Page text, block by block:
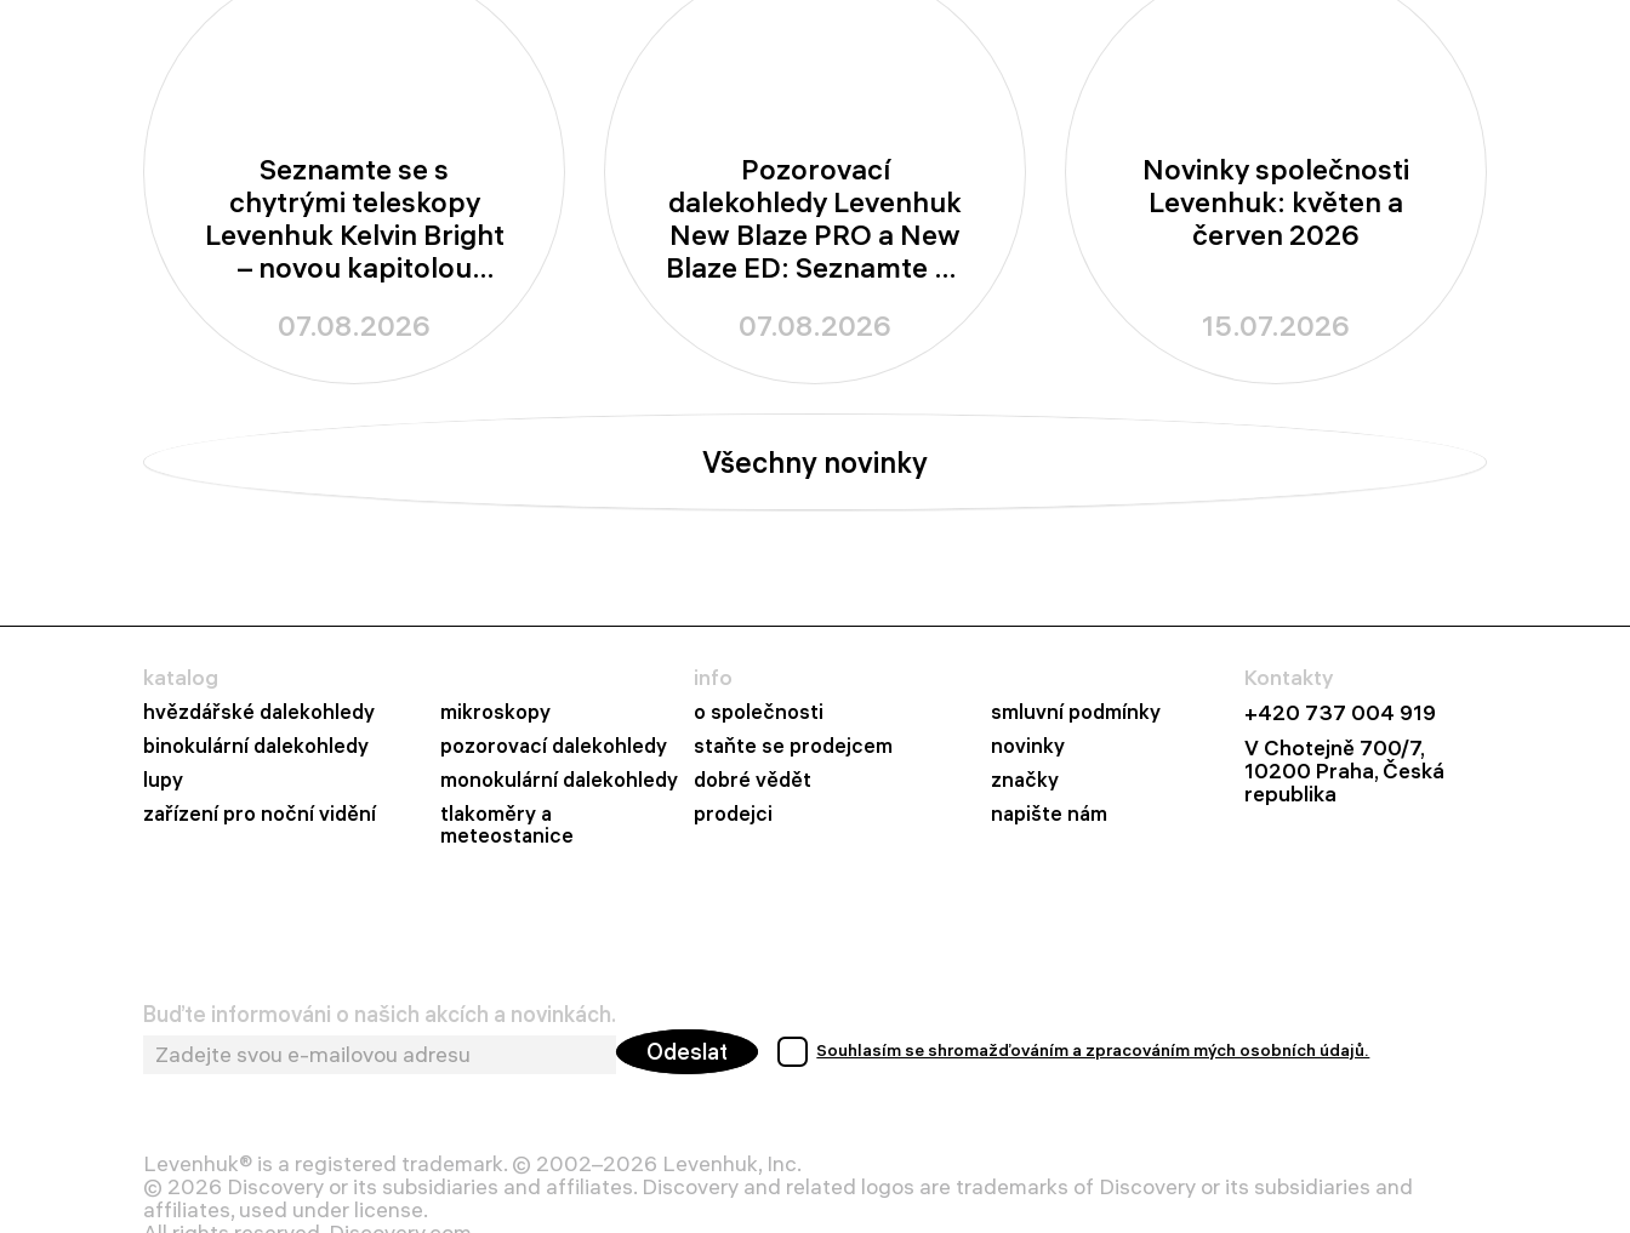
Seznamte se s
chytrými teleskopy
Levenhuk Kelvin Bright
– novou kapitolou
07.08.2026
Pozorovací
dalekohledy Levenhuk
New Blaze PRO a New
Blaze ED: Seznamte se
100mm aperturou
07.08.2026
Novinky společnosti
Levenhuk: květen a
červen 2026
15.07.2026
Všechny novinky
katalog
hvězdářské dalekohledy
mikroskopy
binokulární dalekohledy
pozorovací dalekohledy
lupy
monokulární dalekohledy
zařízení pro noční vidění
tlakoměry a
meteostanice
info
o společnosti
smluvní podmínky
staňte se prodejcem
novinky
dobré vědět
značky
prodejci
napište nám
Kontakty
+420 737 004 919
V Chotejně 700/7,
10200 Praha, Česká
republika
Buďte informováni o našich akcích a novinkách.
Odeslat
Souhlasím se shromažďováním a zpracováním mých osobních údajů.
Levenhuk® is a registered trademark. © 2002–2026 Levenhuk, Inc.
© 2026 Discovery or its subsidiaries and affiliates. Discovery and related logos are trademarks of Discovery or its subsidiaries and
affiliates, used under license.